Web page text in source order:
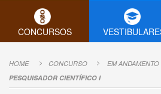
CONCURSOS
HOME CONCURSO EM ANDAMENTO
PESQUISADOR CIENTÍFICO I